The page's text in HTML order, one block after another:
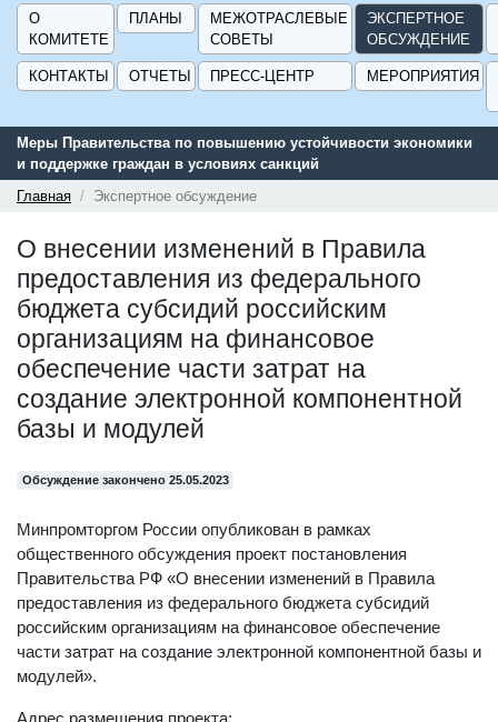
О
КОМИТЕТЕ
ПЛАНЫ
МЕЖОТРАСЛЕВЫЕ
СОВЕТЫ
ЭКСПЕРТНОЕ
ОБСУЖДЕНИЕ
КОНТАКТЫ ОТЧЕТЫ ПРЕСС-ЦЕНТР МЕРОПРИЯТИЯ
Меры Правительства по повышению устойчивости экономики
и поддержке граждан в условиях санкций
Главная
Экспертное обсуждение
О внесении изменений в Правила
предоставления из федерального
бюджета субсидий российским
организациям на финансовое
обеспечение части затрат на
создание электронной компонентной
базы и модулей
Обсуждение закончено 25.05.2023
Минпромторгом России опубликован в рамках
общественного обсуждения проект постановления
Правительства РФ «О внесении изменений в Правила
предоставления из федерального бюджета субсидий
российским организациям на финансовое обеспечение
части затрат на создание электронной компонентной базы и
модулей».
Адрес размещения проекта: